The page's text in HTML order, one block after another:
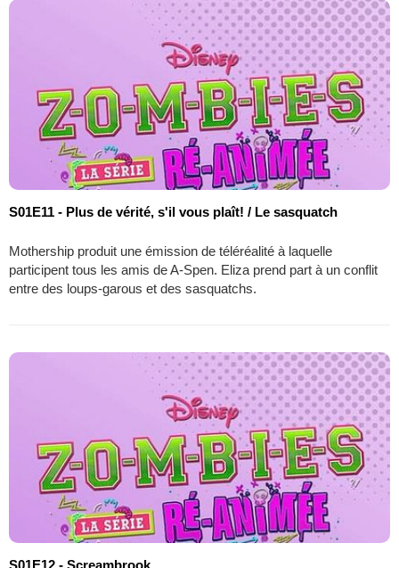
S01E11 - Plus de vérité, s'il vous plaît! / Le sasquatch
Mothership produit une émission de téléréalité à laquelle
participent tous les amis de A-Spen. Eliza prend part à un conflit
entre des loups-garous et des sasquatchs.
S01E12 - Screambrook